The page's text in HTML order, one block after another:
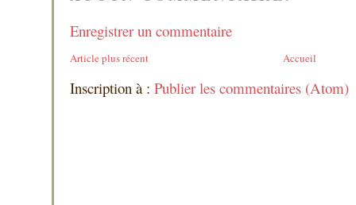
Enregistrer un commentaire
Article plus récent Accueil
Inscription à : Publier les commentaires (Atom)